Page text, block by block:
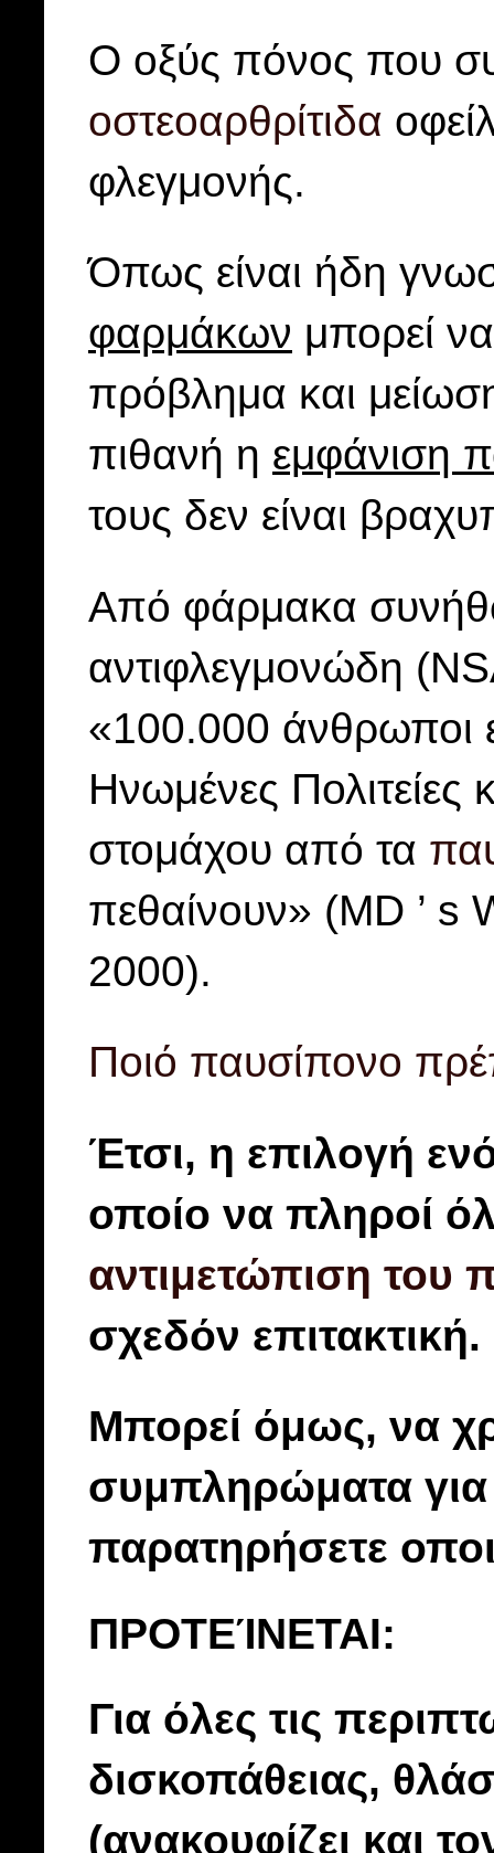
Ο οξύς πόνος που
οστεοαρθρίτιδα
φλεγμονής.
Όπως είναι ήδη
φαρμάκων μπορεί
πρόβλημα και
πιθανή η εμφάνιση
τους δεν είναι
Από φάρμακα
αντιφλεγμονώδη
«100.000 άνθρωποι
Ηνωμένες Πολιτείες
στομάχου από τα
πεθαίνουν» (MD ’
2000).
Ποιό παυσίπονο
Έτσι, η επιλογή
οποίο να πληροί
αντιμετώπιση του
σχεδόν επιτακτική.
Μπορεί όμως, να
συμπληρώματα για
παρατηρήσετε
ΠΡΟΤΕΊΝΕΤΑΙ:
Για όλες τις
δισκοπάθειας,
(ανακουφίζει και